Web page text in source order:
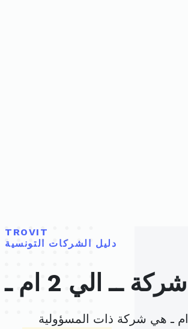
TROVIT
دليل الشركات التونسية
شركة ــ الي 2 ام ـ
شركة ــ الي 2 ام ـ هي شركة ذات المسؤولية